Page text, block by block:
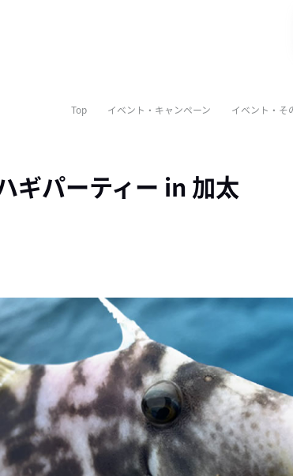
Top イベント・キャンペーン イベント・そ
ギパーティー in 加太